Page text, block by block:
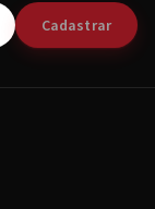
Cadastrar